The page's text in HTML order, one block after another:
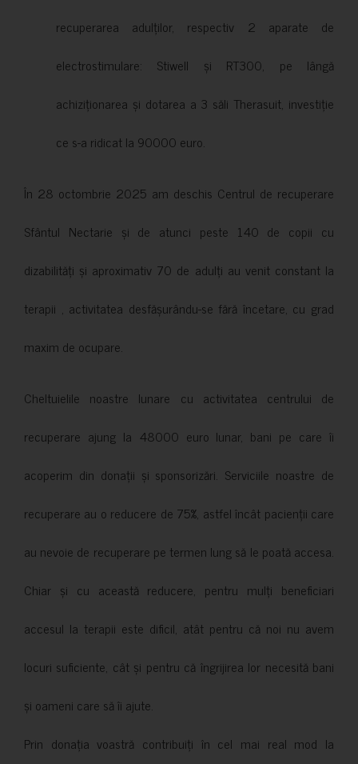
recuperarea adulților, respectiv 2 aparate de
electrostimulare: Stiwell și RT300, pe lângă
achiziționarea și dotarea a 3 săli Therasuit, investiție
ce s-a ridicat la 90000 euro.
În 28 octombrie 2025 am deschis Centrul de recuperare
Sfântul Nectarie și de atunci peste 140 de copii cu
dizabilități și aproximativ 70 de adulți au venit constant la
terapii , activitatea desfășurându-se fără încetare, cu grad
maxim de ocupare.
Cheltuielile noastre lunare cu activitatea centrului de
recuperare ajung la 48000 euro lunar, bani pe care îi
acoperim din donații și sponsorizări. Serviciile noastre de
recuperare au o reducere de 75%, astfel încât pacienții care
au nevoie de recuperare pe termen lung să le poată accesa.
Chiar și cu această reducere, pentru mulți beneficiari
accesul la terapii este dificil, atât pentru că noi nu avem
locuri suficiente, cât și pentru că îngrijirea lor necesită bani
și oameni care să îi ajute.
Prin donația voastră contribuiți în cel mai real mod la